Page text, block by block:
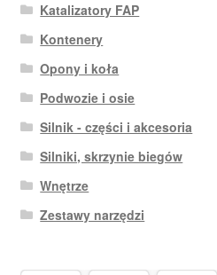
Katalizatory FAP
Kontenery
Opony i koła
Podwozie i osie
Silnik - części i akcesoria
Silniki, skrzynie biegów
Wnętrze
Zestawy narzędzi